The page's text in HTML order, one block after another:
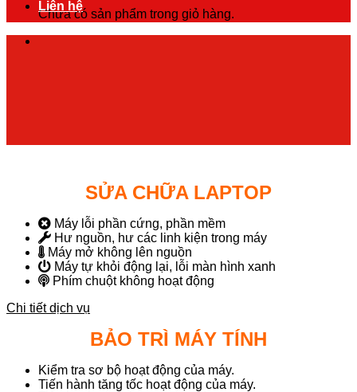
Chưa có sản phẩm trong giỏ hàng.
Liên hệ
SỬA CHỮA LAPTOP
Máy lỗi phần cứng, phần mềm
Hư nguồn, hư các linh kiện trong máy
Máy mở không lên nguồn
Máy tự khỏi động lại, lỗi màn hình xanh
Phím chuột không hoạt động
Chi tiết dịch vụ
BẢO TRÌ MÁY TÍNH
Kiểm tra sơ bộ hoạt động của máy.
Tiến hành tăng tốc hoạt động của máy.